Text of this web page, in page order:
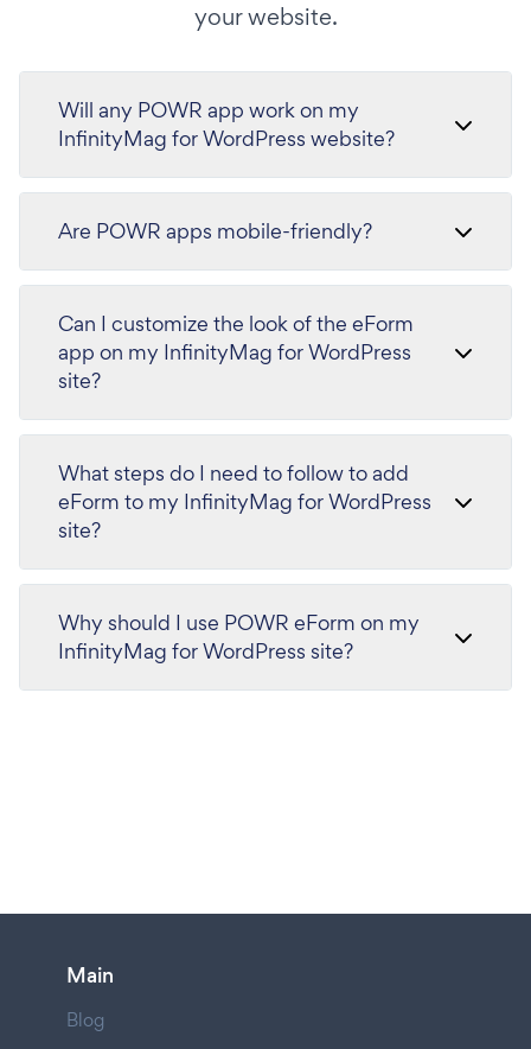
your website.
Will any POWR app work on my
InfinityMag for WordPress website?
Are POWR apps mobile-friendly?
Can I customize the look of the eForm
app on my InfinityMag for WordPress
site?
What steps do I need to follow to add
eForm to my InfinityMag for WordPress
site?
Why should I use POWR eForm on my
InfinityMag for WordPress site?
Main
Blog